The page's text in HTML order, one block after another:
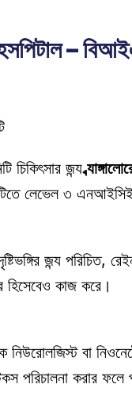
–
চিকিৎসার জন্য
লেভেল ৩ এনআইসিইউ
জন্য পরিচিত,
হিসেবেও কাজ করে।
পরিচালনা করার ফলে